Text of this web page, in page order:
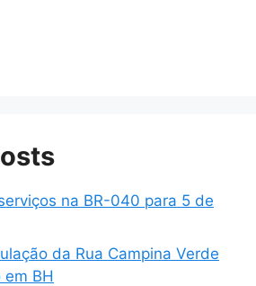
na BR-040 para 5 de
da Rua Campina Verde
em BH